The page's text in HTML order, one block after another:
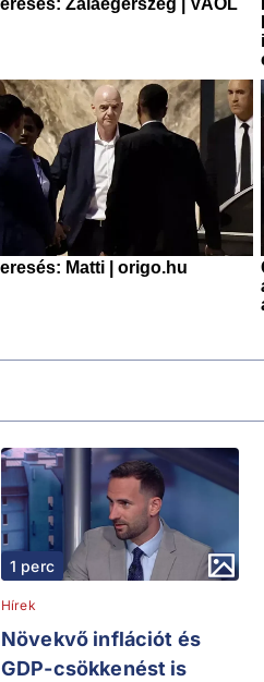
1 perc
Hírek
Növekvő inflációt és
GDP-csökkenést is